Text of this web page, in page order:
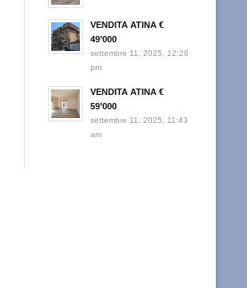
VENDITA ATINA €
49’000
settembre 11, 2025, 12:28
pm
VENDITA ATINA €
59’000
settembre 11, 2025, 11:43
am